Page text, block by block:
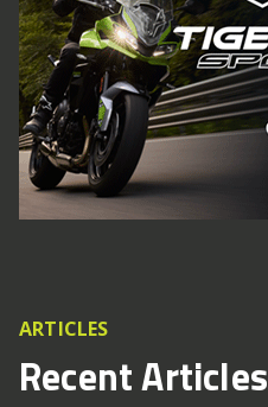
ARTICLES
Recent Articles